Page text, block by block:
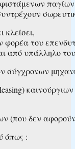
παγίων
κλείσει,
του
από υπάλληλο
σύγχρονων
(που δεν
όπως :